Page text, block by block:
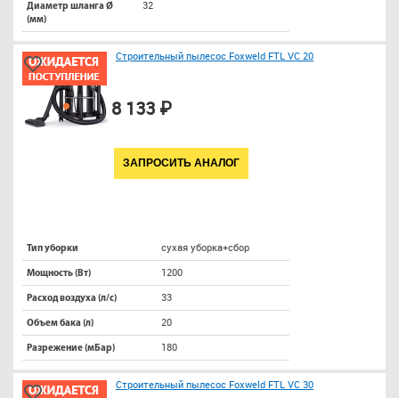
Диаметр шланга Ø
(мм)
32
Строительный пылесос Foxweld FTL VC 20
8 133 ₽
ЗАПРОСИТЬ АНАЛОГ
Тип уборки сухая уборка+сбор
Мощность (Вт) 1200
Расход воздуха (л/с) 33
Объем бака (л) 20
Разрежение (мБар) 180
Строительный пылесос Foxweld FTL VC 30